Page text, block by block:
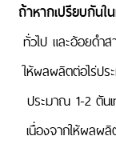
ถ้าหากเปรียบกันใ
ทั่วไป และอ้อยดำ
ให้ผลผลิตต่อไร่ป
ประมาณ 1-2 ตัน
เนื่องจากให้ผลผ